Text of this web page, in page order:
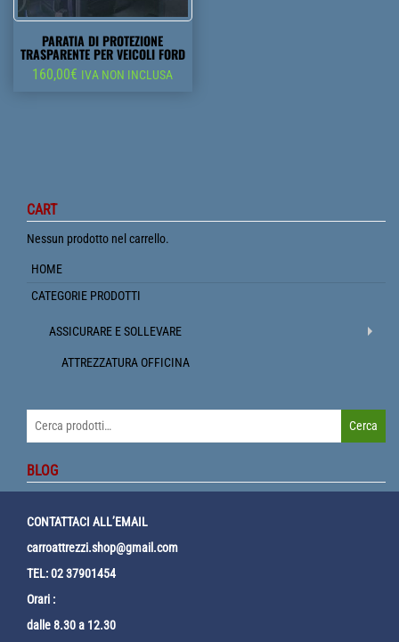
PARATIA DI PROTEZIONE
TRASPARENTE PER VEICOLI FORD
160,00€ IVA NON INCLUSA
CART
Nessun prodotto nel carrello.
HOME
CATEGORIE PRODOTTI
ASSICURARE E SOLLEVARE
ATTREZZATURA OFFICINA
Cerca
BLOG
CONTATTACI ALL’EMAIL
carroattrezzi.shop@gmail.com
TEL: 02 37901454
Orari :
dalle 8.30 a 12.30